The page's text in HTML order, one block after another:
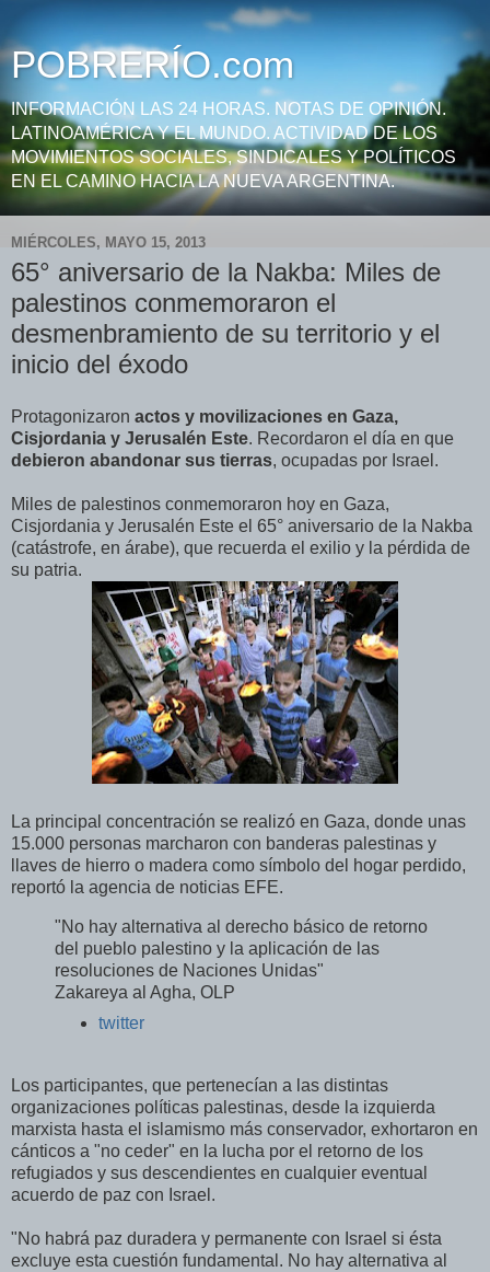
POBRERÍO.com
INFORMACIÓN LAS 24 HORAS. NOTAS DE OPINIÓN.
LATINOAMÉRICA Y EL MUNDO. ACTIVIDAD DE LOS
MOVIMIENTOS SOCIALES, SINDICALES Y POLÍTICOS
EN EL CAMINO HACIA LA NUEVA ARGENTINA.
MIÉRCOLES, MAYO 15, 2013
65° aniversario de la Nakba: Miles de
palestinos conmemoraron el
desmenbramiento de su territorio y el
inicio del éxodo
Protagonizaron actos y movilizaciones en Gaza,
Cisjordania y Jerusalén Este. Recordaron el día en que
debieron abandonar sus tierras, ocupadas por Israel.
Miles de palestinos conmemoraron hoy en Gaza,
Cisjordania y Jerusalén Este el 65° aniversario de la Nakba
(catástrofe, en árabe), que recuerda el exilio y la pérdida de
su patria.
La principal concentración se realizó en Gaza, donde unas
15.000 personas marcharon con banderas palestinas y
llaves de hierro o madera como símbolo del hogar perdido,
reportó la agencia de noticias EFE.
"No hay alternativa al derecho básico de retorno
del pueblo palestino y la aplicación de las
resoluciones de Naciones Unidas"
Zakareya al Agha, OLP
twitter
Los participantes, que pertenecían a las distintas
organizaciones políticas palestinas, desde la izquierda
marxista hasta el islamismo más conservador, exhortaron en
cánticos a "no ceder" en la lucha por el retorno de los
refugiados y sus descendientes en cualquier eventual
acuerdo de paz con Israel.
"No habrá paz duradera y permanente con Israel si ésta
excluye esta cuestión fundamental. No hay alternativa al